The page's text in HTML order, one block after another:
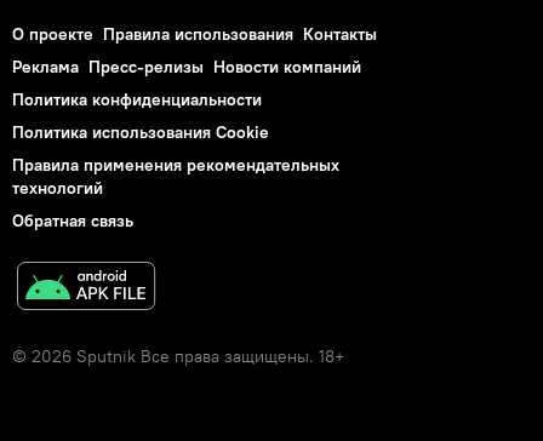
О проекте Правила использования Контакты
Реклама Пресс-релизы Новости компаний
Политика конфиденциальности
Политика использования Cookie
Правила применения рекомендательных
технологий
Обратная связь
© 2026 Sputnik Все права защищены. 18+